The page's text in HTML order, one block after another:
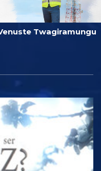
Twagiramungu